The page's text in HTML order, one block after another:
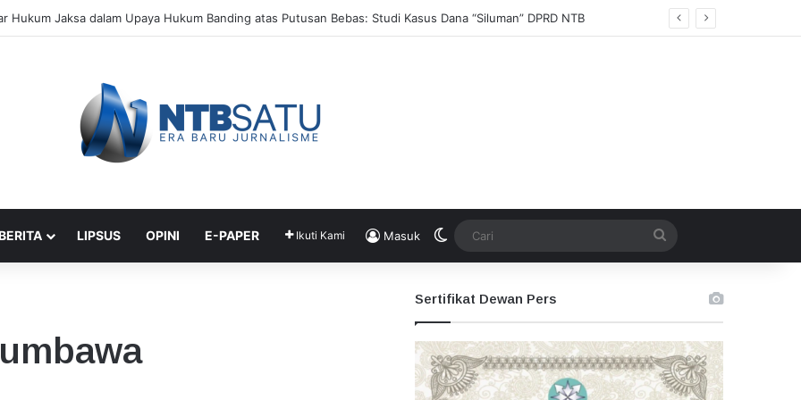
Hukum Jaksa dalam Upaya Hukum Banding atas Putusan Bebas: Studi Kasus Dana “Siluman” DPRD NTB
LIPSUS OPINI E-PAPER Ikuti Kami Masuk Switch skin
Sertifikat Dewan Pers